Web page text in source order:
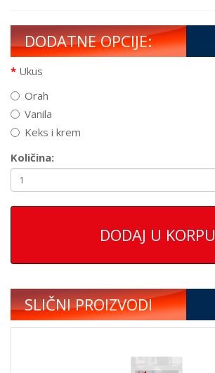
DODATNE OPCIJE:
Ukus
Orah
Vanila
Keks i krem
Količina:
DODAJ U KORPU
SLIČNI PROIZVODI